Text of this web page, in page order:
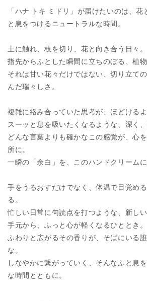
ミ
ド
リ
の
香
り）
の
量
を
減
ら
す
ミ
の
香
り）
量
を
増
す
「ハナ トキ ミドリ」が届けたいのは、
と息をつけるニュートラルな時間。
土に触れ、枝を切り、花と向き合う日々。
指先からふとした瞬間に立ちのぼる、植物
それは甘い花々だけではない、切り立て
んだ瑞々しさ。
複雑に絡み合っていた思考が、ほどけるよ
スーッと息を吸いたくなるような、深く、
どんな言葉よりも確かなこの感覚が、心
所に。
一瞬の「余白」を、このハンドクリームに
手をうるおすだけでなく、体温で目覚め
る。
忙しい日常に句読点を打つような、新し
手元から、ふっと心が軽くなるひととき。
ふわりと広がるその香りが、そばにいる
な。
しなやかに繋がっていく、そんなふと息
な時間とともに。